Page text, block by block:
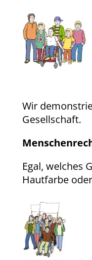
Wir
Gesellschaft.
Egal, welches
Hautfarbe